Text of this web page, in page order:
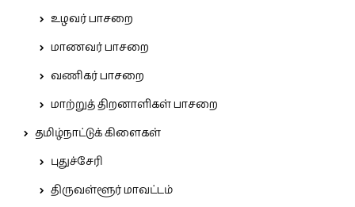
உழவர் பாசறை
மாணவர் பாசறை
வணிகர் பாசறை
மாற்றுத் திறனாளிகள் பாசறை
தமிழ்நாட்டுக் கிளைகள்
புதுச்சேரி
திருவள்ளூர் மாவட்டம்